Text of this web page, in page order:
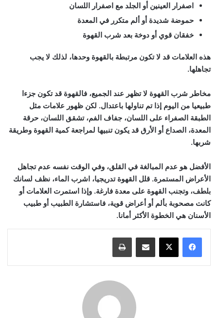
اصفرار العينين أو الجلد مع اصفرار اللسان
حموضة شديدة أو ألم متكرر في المعدة
خفقان قوي أو دوخة بعد شرب القهوة
هذه العلامات قد لا تكون مرتبطة بالقهوة وحدها، لذلك لا يجب
تجاهلها.
مخاطر شرب القهوة لا تظهر عند الجميع، فالقهوة قد تكون جزءا
طبيعيا من اليوم إذا تم تناولها باعتدال. لكن ظهور علامات مثل
الطبقة الصفراء على اللسان، جفاف الفم، تشقق اللسان، حرقة
المعدة، الصداع أو الأرق قد يكون تنبيها لمراجعة كمية القهوة وطريقة
شربها.
الأفضل هو عدم المبالغة في القلق، وفي الوقت نفسه عدم تجاهل
الأعراض المستمرة. قلل القهوة تدريجيا، اشرب الماء، نظف لسانك
بلطف، وتجنب القهوة على معدة فارغة. وإذا استمرت العلامات أو
كانت مصحوبة بألم أو أعراض قوية، فاستشارة الطبيب أو طبيب
الأسنان هي الخطوة الأكثر أمانا.
مشاركة عبر البريد طباعة